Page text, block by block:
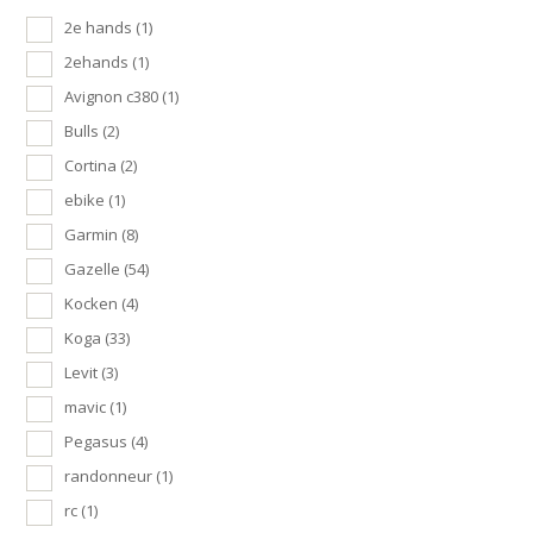
2e hands (1)
2ehands (1)
Avignon c380 (1)
Bulls (2)
Cortina (2)
ebike (1)
Garmin (8)
Gazelle (54)
Kocken (4)
Koga (33)
Levit (3)
mavic (1)
Pegasus (4)
randonneur (1)
rc (1)